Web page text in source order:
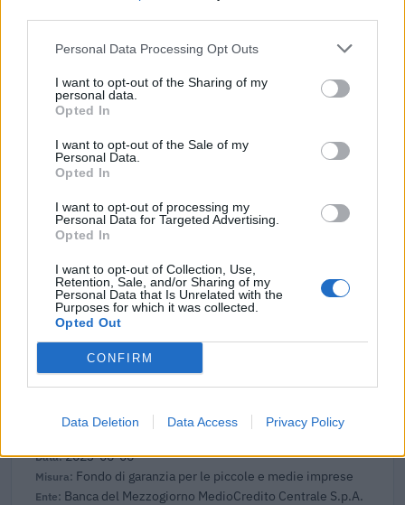
Personal Data Processing Opt Outs
I want to opt-out of the Sharing of my
personal data.
Opted In
I want to opt-out of the Sale of my
Personal Data.
Opted In
I want to opt-out of processing my
Personal Data for Targeted Advertising.
Opted In
I want to opt-out of Collection, Use,
Retention, Sale, and/or Sharing of my
Personal Data that Is Unrelated with the
Purposes for which it was collected.
Opted Out
CONFIRM
Data Deletion Data Access Privacy Policy
74.600 euro
2025-03-21
Esonero dal versamento dei contributi previdenziali
per nuove assunzioni/trasformazioni a tempo
indeterminato nel bienni
14.148 euro
Esonero dal versamento dei contributi previdenziali
per nuove assunzioni/trasformazioni a tempo
indeterminato nel bienni
inps
15.459 euro
2024-07-12
PROVVEDIMENTO GENERALE DI
RIFINANZIAMENTO E DI MODIFICA DI LEGGI REGIONALI
PER LA FORMAZIONE DEL BILANCIO ANNUALE E PLUR
350.000 euro
2023-06-06
Fondo di garanzia per le piccole e medie imprese
Banca del Mezzogiorno MedioCredito Centrale S.p.A.